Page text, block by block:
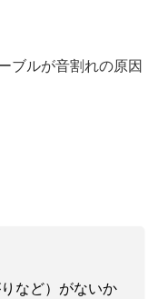
ブルが音割れの原因
など）がないか